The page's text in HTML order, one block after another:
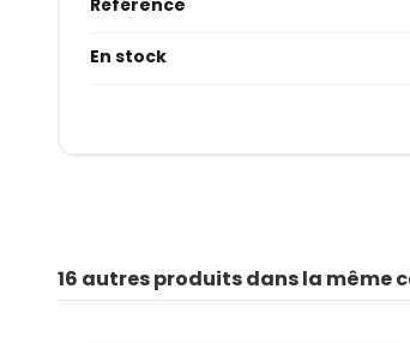
Référence
En stock
16 autres produits dans la même